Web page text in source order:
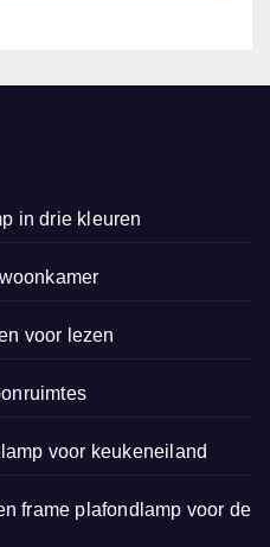
in drie kleuren
voor lezen
voor keukeneiland
frame plafondlamp voor de